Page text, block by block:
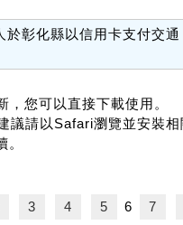
彰化縣以信用卡支付交通
您可以直接下載使用。
議請以Safari瀏覽並安裝
3 4 5 6 7